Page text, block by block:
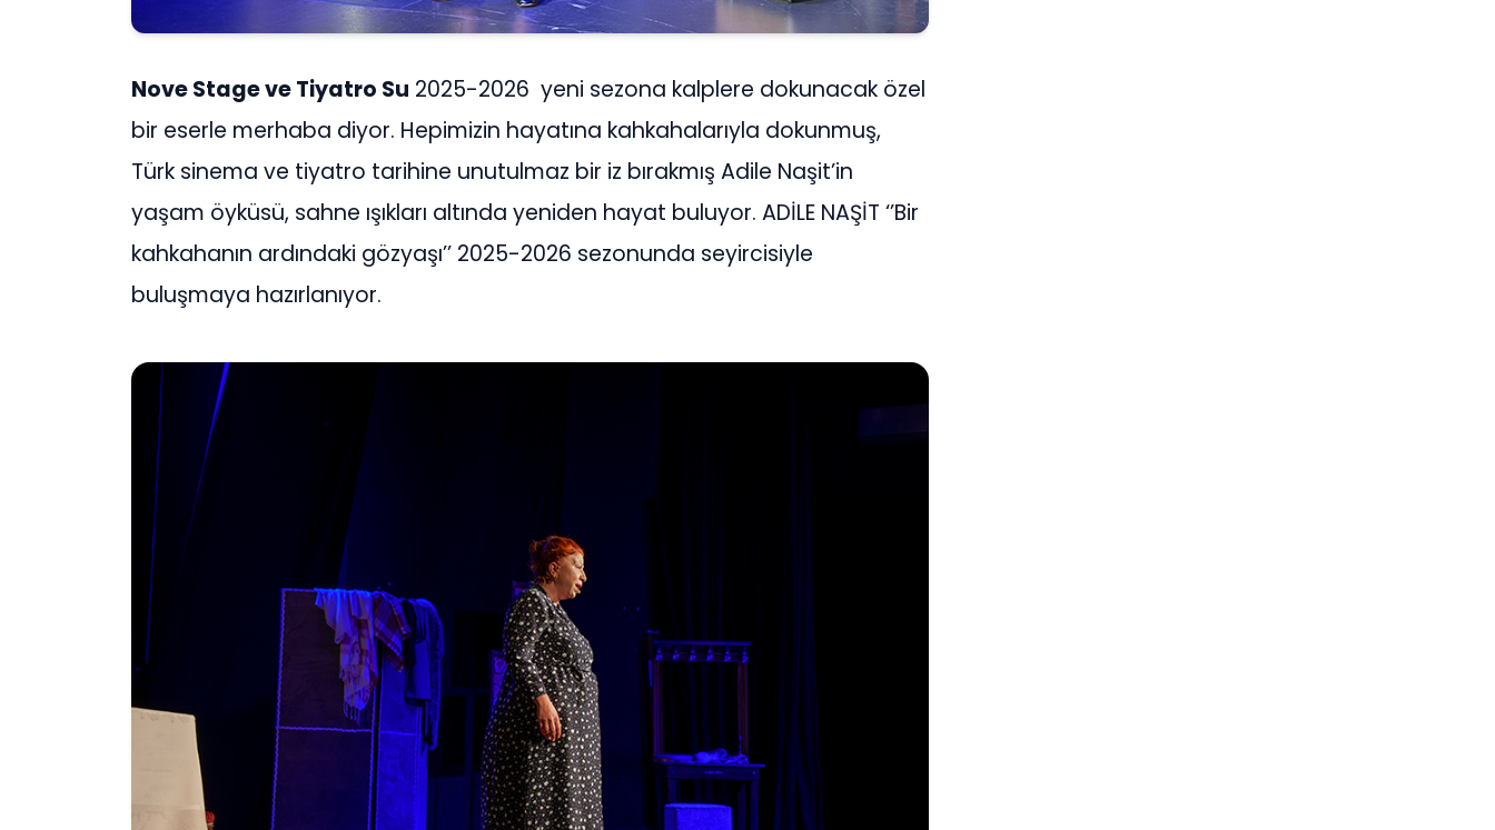
Nove Stage ve Tiyatro Su 2025-2026 yeni sezona kalplere dokunacak özel
bir eserle merhaba diyor. Hepimizin hayatına kahkahalarıyla dokunmuş,
Türk sinema ve tiyatro tarihine unutulmaz bir iz bırakmış Adile Naşit’in
yaşam öyküsü, sahne ışıkları altında yeniden hayat buluyor. ADİLE NAŞİT ‘’Bir
kahkahanın ardındaki gözyaşı’’ 2025-2026 sezonunda seyircisiyle
buluşmaya hazırlanıyor.